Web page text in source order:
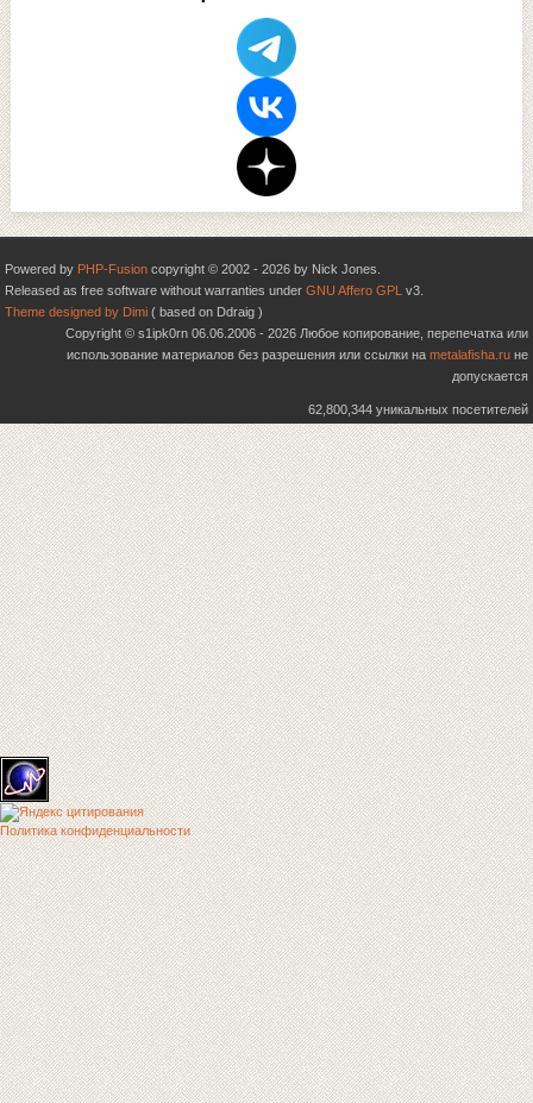
Powered by PHP-Fusion copyright © 2002 - 2026 by Nick Jones.
Released as free software without warranties under GNU Affero GPL v3.
Theme designed by Dimi ( based on Ddraig )
Copyright © s1ipk0rn 06.06.2006 - 2026 Любое копирование, перепечатка или
использование материалов без разрешения или ссылки на metalafisha.ru не
допускается
62,800,344 уникальных посетителей
Политика конфиденциальности